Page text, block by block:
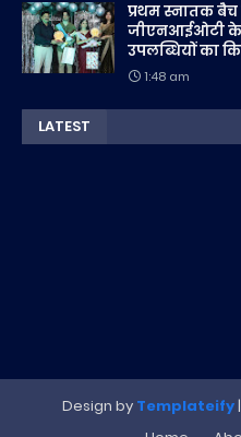
प्रथम स्नातक बैच
जीएनआईओटी के
उपलब्धियों का
1:48 am
LATEST
Design by Templateify